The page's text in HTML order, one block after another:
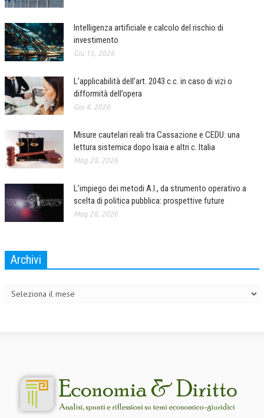
Intelligenza artificiale e calcolo del rischio di
investimento
Giu 15, 2026
L’applicabilità dell’art. 2043 c.c. in caso di vizi o
difformità dell’opera
Giu 4, 2026
Misure cautelari reali tra Cassazione e CEDU: una
lettura sistemica dopo Isaia e altri c. Italia
Mag 28, 2026
L’impiego dei metodi A.I., da strumento operativo a
scelta di politica pubblica: prospettive future
Mag 28, 2026
Archivi